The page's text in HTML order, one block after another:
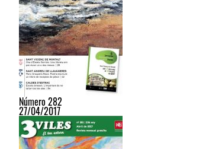
Número 282
27/04/2017